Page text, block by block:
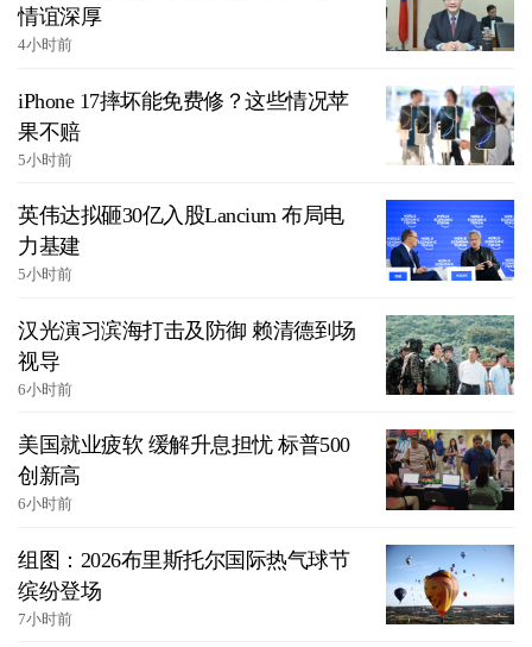
情谊深厚
4小时前
iPhone 17摔坏能免费修？这些情况苹
果不赔
5小时前
英伟达拟砸30亿入股Lancium 布局电
力基建
5小时前
汉光演习滨海打击及防御 赖清德到场
视导
6小时前
美国就业疲软 缓解升息担忧 标普500
创新高
6小时前
组图：2026布里斯托尔国际热气球节
缤纷登场
7小时前